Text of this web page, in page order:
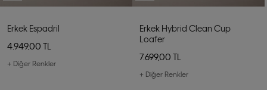
Erkek Espadril
4.949,00 TL
+ Diğer Renkler
Erkek Hybrid Clean Cup
Loafer
7.699,00 TL
+ Diğer Renkler